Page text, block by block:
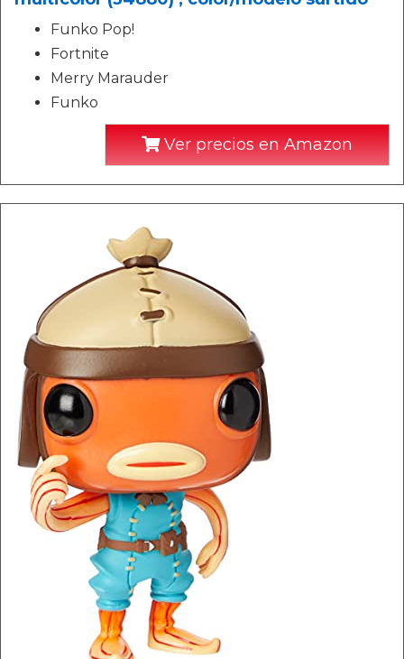
Funko Pop!
Fortnite
Merry Marauder
Funko
Ver precios en Amazon